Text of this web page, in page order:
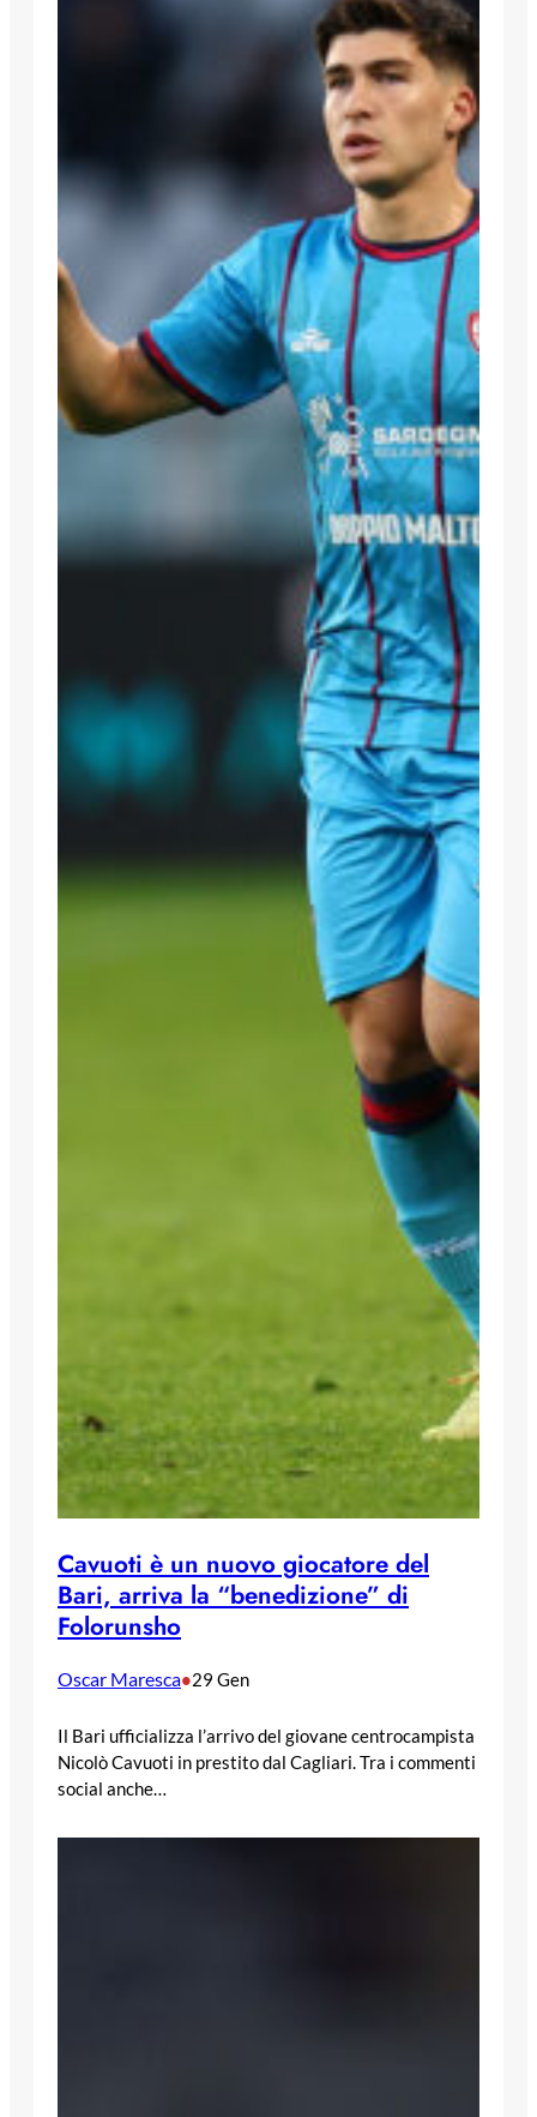
Cavuoti è un nuovo giocatore del
Bari, arriva la “benedizione” di
Folorunsho
Oscar Maresca•29 Gen
Il Bari ufficializza l’arrivo del giovane centrocampista
Nicolò Cavuoti in prestito dal Cagliari. Tra i commenti
social anche…